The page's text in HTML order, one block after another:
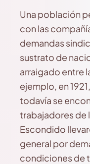
Una población
con las
demandas
sustrato de
arraigado entre
ejemplo, en
todavía se
trabajadores de
Escondido
general por
condiciones de